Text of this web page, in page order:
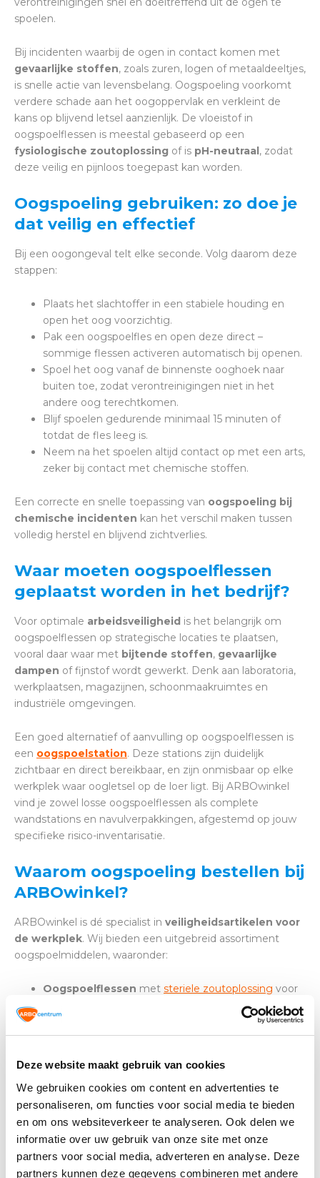
Deze website maakt gebruik van cookies
We gebruiken cookies om content en advertenties te
personaliseren, om functies voor social media te bieden
en om ons websiteverkeer te analyseren. Ook delen we
informatie over uw gebruik van onze site met onze
partners voor social media, adverteren en analyse. Deze
partners kunnen deze gegevens combineren met andere
spoelen.
Bij incidenten waarbij de ogen in contact komen met
gevaarlijke stoffen, zoals zuren, logen of metaaldeeltjes,
is snelle actie van levensbelang. Oogspoeling voorkomt
verdere schade aan het oogoppervlak en verkleint de
kans op blijvend letsel aanzienlijk. De vloeistof in
oogspoelflessen is meestal gebaseerd op een
fysiologische zoutoplossing of is pH-neutraal, zodat
deze veilig en pijnloos toegepast kan worden.
Oogspoeling gebruiken: zo doe je
dat veilig en effectief
Bij een oogongeval telt elke seconde. Volg daarom deze
stappen:
Plaats het slachtoffer in een stabiele houding en
open het oog voorzichtig.
Pak een oogspoelfles en open deze direct –
sommige flessen activeren automatisch bij openen.
Spoel het oog vanaf de binnenste ooghoek naar
buiten toe, zodat verontreinigingen niet in het
andere oog terechtkomen.
Blijf spoelen gedurende minimaal 15 minuten of
totdat de fles leeg is.
Neem na het spoelen altijd contact op met een arts,
zeker bij contact met chemische stoffen.
Een correcte en snelle toepassing van oogspoeling bij
chemische incidenten kan het verschil maken tussen
volledig herstel en blijvend zichtverlies.
Waar moeten oogspoelflessen
geplaatst worden in het bedrijf?
Voor optimale arbeidsveiligheid is het belangrijk om
oogspoelflessen op strategische locaties te plaatsen,
vooral daar waar met bijtende stoffen, gevaarlijke
dampen of fijnstof wordt gewerkt. Denk aan laboratoria,
werkplaatsen, magazijnen, schoonmaakruimtes en
industriële omgevingen.
Een goed alternatief of aanvulling op oogspoelflessen is
een oogspoelstation. Deze stations zijn duidelijk
zichtbaar en direct bereikbaar, en zijn onmisbaar op elke
werkplek waar oogletsel op de loer ligt. Bij ARBOwinkel
vind je zowel losse oogspoelflessen als complete
wandstations en navulverpakkingen, afgestemd op jouw
specifieke risico-inventarisatie.
Waarom oogspoeling bestellen bij
ARBOwinkel?
ARBOwinkel is dé specialist in veiligheidsartikelen voor
de werkplek. Wij bieden een uitgebreid assortiment
oogspoelmiddelen, waaronder:
Oogspoelflessen met steriele zoutoplossing voor
voor neutralisatie
van chemische stoffen
wandbevestiging
Handige navullingen en draagbare sets voor
onderweg
Profiteer van snelle levering, deskundig advies en scherpe
prijzen. Bij vragen overoogbeschermingof het inrichten
van een veilige werkplek, staan onze specialisten voor je